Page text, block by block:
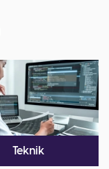
Teknik